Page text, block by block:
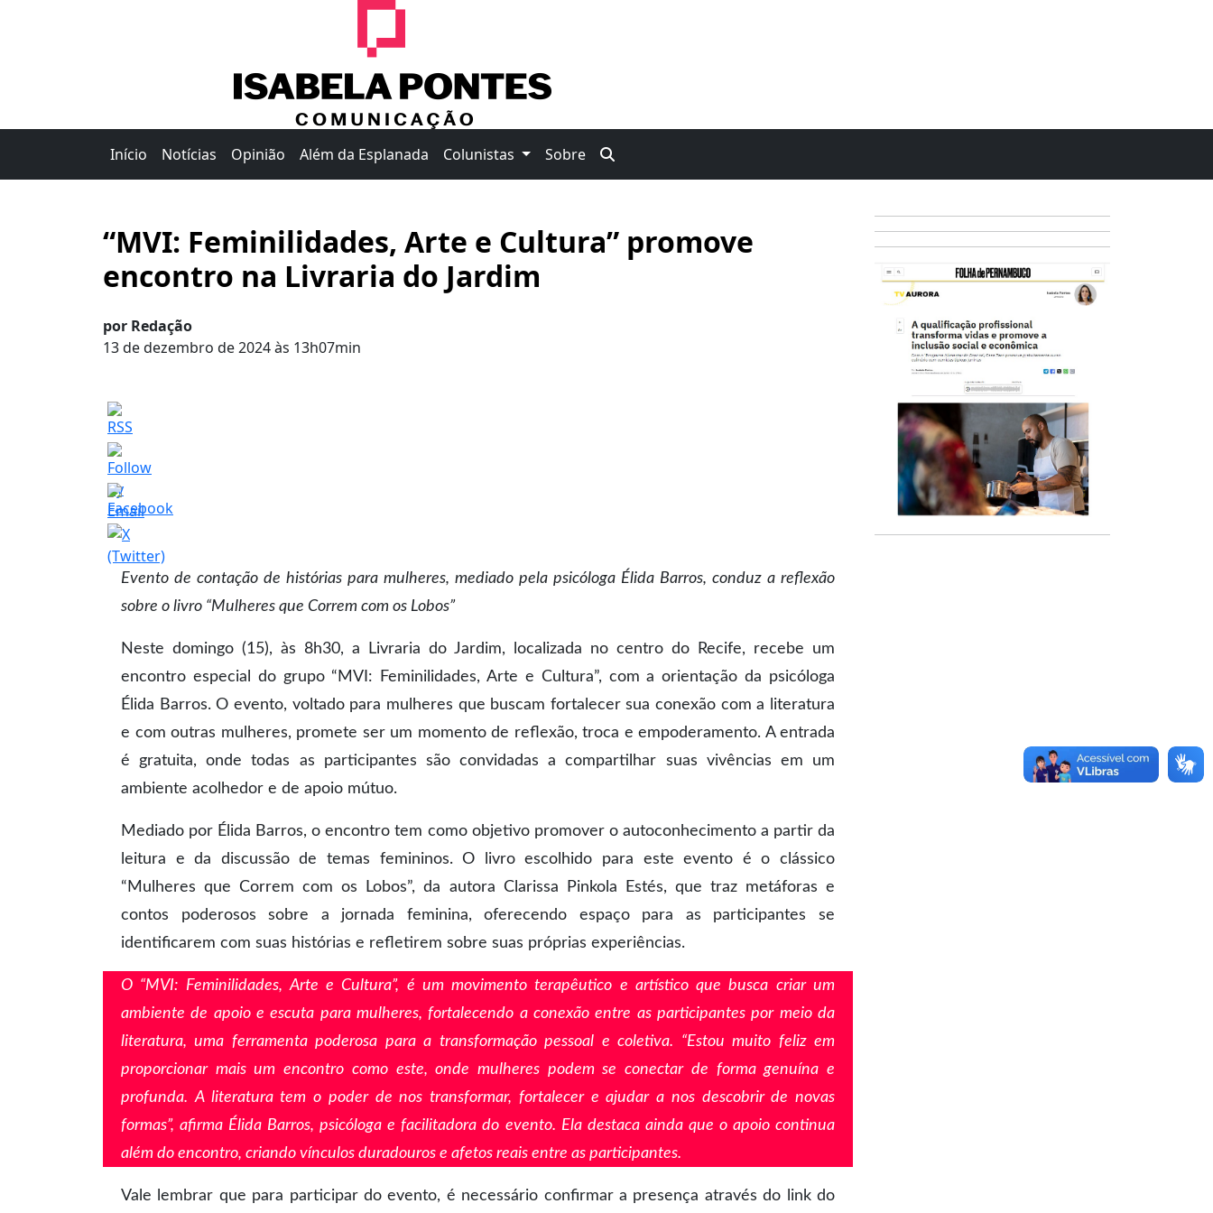
Início Notícias Opinião Além da Esplanada Colunistas Sobre
“MVI: Feminilidades, Arte e Cultura” promove
encontro na Livraria do Jardim
por Redação
13 de dezembro de 2024 às 13h07min
Evento de contação de histórias para mulheres, mediado pela psicóloga Élida Barros, conduz a reflexão
sobre o livro “Mulheres que Correm com os Lobos”
Neste domingo (15), às 8h30, a Livraria do Jardim, localizada no centro do Recife, recebe um
encontro especial do grupo “MVI: Feminilidades, Arte e Cultura”, com a orientação da psicóloga
Élida Barros. O evento, voltado para mulheres que buscam fortalecer sua conexão com a literatura
e com outras mulheres, promete ser um momento de reflexão, troca e empoderamento. A entrada
é gratuita, onde todas as participantes são convidadas a compartilhar suas vivências em um
ambiente acolhedor e de apoio mútuo.
Mediado por Élida Barros, o encontro tem como objetivo promover o autoconhecimento a partir da
leitura e da discussão de temas femininos. O livro escolhido para este evento é o clássico
“Mulheres que Correm com os Lobos”, da autora Clarissa Pinkola Estés, que traz metáforas e
contos poderosos sobre a jornada feminina, oferecendo espaço para as participantes se
identificarem com suas histórias e refletirem sobre suas próprias experiências.
O “MVI: Feminilidades, Arte e Cultura”, é um movimento terapêutico e artístico que busca criar um
ambiente de apoio e escuta para mulheres, fortalecendo a conexão entre as participantes por meio da
literatura, uma ferramenta poderosa para a transformação pessoal e coletiva. “Estou muito feliz em
proporcionar mais um encontro como este, onde mulheres podem se conectar de forma genuína e
profunda. A literatura tem o poder de nos transformar, fortalecer e ajudar a nos descobrir de novas
formas”, afirma Élida Barros, psicóloga e facilitadora do evento. Ela destaca ainda que o apoio continua
além do encontro, criando vínculos duradouros e afetos reais entre as participantes.
Vale lembrar que para participar do evento, é necessário confirmar a presença através do link do